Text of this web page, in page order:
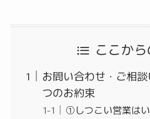
ここか
お問い合わせ・ご相
つのお約束
①しつこい営業は